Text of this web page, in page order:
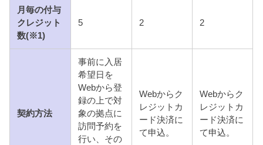
月毎の付与
クレジット
数(※1)
5 2 2
契約方法
事前に入居
希望日を
Webから登
録の上で対
象の拠点に
訪問予約を
行い、その
Webからク
レジットカ
ード決済に
て申込。
Webからク
レジットカ
ード決済に
て申込。